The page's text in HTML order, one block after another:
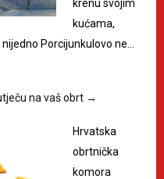
krenu svojim
kućama,
Porcijunkulovo ne…
na vaš obrt →
Hrvatska
obrtnička
komora